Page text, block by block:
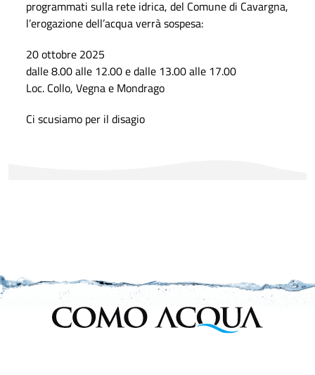
programmati sulla rete idrica, del Comune di Cavargna,
l’erogazione dell’acqua verrà sospesa:
20 ottobre 2025
dalle 8.00 alle 12.00 e dalle 13.00 alle 17.00
Loc. Collo, Vegna e Mondrago
Ci scusiamo per il disagio